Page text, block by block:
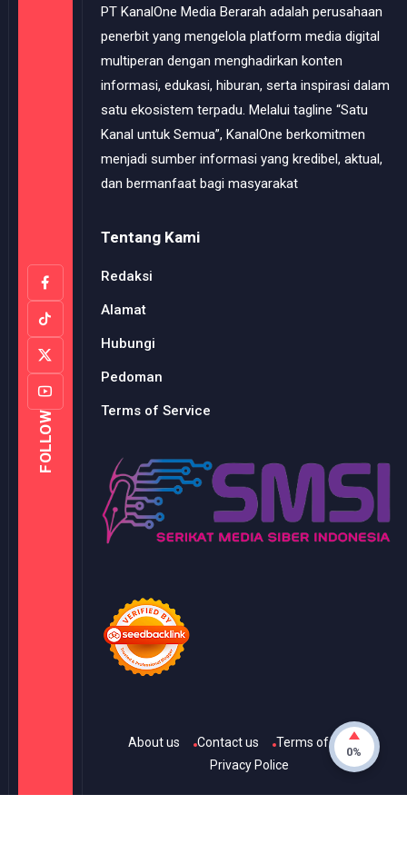
FOLLOW
PT KanalOne Media Berarah adalah perusahaan
penerbit yang mengelola platform media digital
multiperan dengan menghadirkan konten
informasi, edukasi, hiburan, serta inspirasi dalam
satu ekosistem terpadu. Melalui tagline “Satu
Kanal untuk Semua”, KanalOne berkomitmen
menjadi sumber informasi yang kredibel, aktual,
dan bermanfaat bagi masyarakat
Tentang Kami
Redaksi
Alamat
Hubungi
Pedoman
Terms of Service
About us Contact us
Terms of Use
Privacy Police
0%